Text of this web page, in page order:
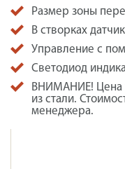
Размер зоны
В створках
Управление с
Светодиод
ВНИМАНИЕ! Цена
из стали.
менеджера.